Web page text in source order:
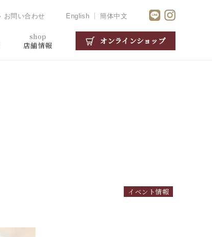
お問い合わせ English 簡体中文
shop
店舗情報 オンラインショップ
イベント情報